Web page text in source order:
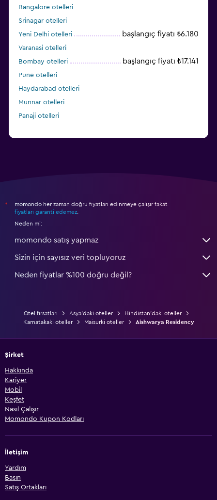
Bangalore otelleri
Srinagar otelleri
Yeni Delhi otelleri
başlangıç fiyatı ₺6.180
Varanasi otelleri
Bombay otelleri
başlangıç fiyatı ₺17.141
Pune otelleri
Haydarabad otelleri
Munnar otelleri
Panaji otelleri
*
momondo her zaman doğru fiyatları edinmeye çalışır fakat
fiyatları garanti edemez
Neden mi:
momondo satış yapmaz
Sizin için sayısız veri topluyoruz
Neden fiyatlar %100 doğru değil?
Otel fırsatları Asya'daki oteller
Hindistan'daki oteller
Karnatakaki oteller
Maisurki oteller Aishwarya Residency
Şirket
Hakkında
Kariyer
Mobil
Keşfet
Nasıl Çalışır
Momondo Kupon Kodları
İletişim
Yardım
Basın
Satış Ortakları